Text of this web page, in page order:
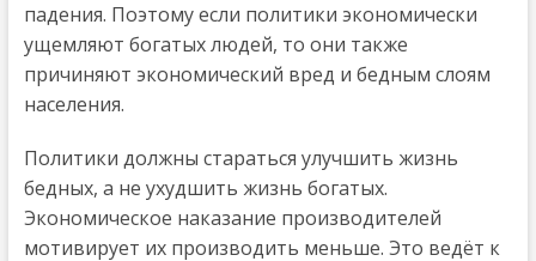
падения. Поэтому если политики экономически
ущемляют богатых людей, то они также
причиняют экономический вред и бедным слоям
населения.
Политики должны стараться улучшить жизнь
бедных, а не ухудшить жизнь богатых.
Экономическое наказание производителей
мотивирует их производить меньше. Это ведёт к